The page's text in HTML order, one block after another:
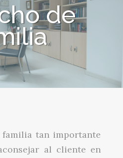
de
tan importante
al cliente en